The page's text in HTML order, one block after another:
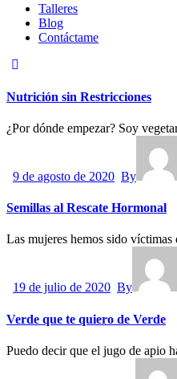
Talleres
Blog
Contáctame
Nutrición sin Restricciones
¿Por dónde empezar? Soy
9 de agosto de 2020 By
Semillas al Rescate Hormonal
Las mujeres hemos sido
19 de julio de 2020 By
Verde que te quiero de Verde
Puedo decir que el jugo de apio